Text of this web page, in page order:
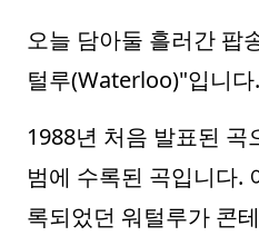
오늘 담아둘 흘러간 팝
털루(Waterloo)"입니다.
1988년 처음 발표된 곡
범에 수록된 곡입니다.
록되었던 워털루가 콘